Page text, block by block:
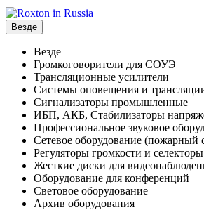
Везде
Везде
Громкоговорители для СОУЭ
Трансляционные усилители
Системы оповещения и
Сигнализаторы промышленные
ИБП, АКБ, Стабилизаторы
Профессиональное звуковое
Сетевое оборудование (пожарный
Регуляторы громкости и
Жесткие диски для
Оборудование для конференций
Световое оборудование
Архив оборудования